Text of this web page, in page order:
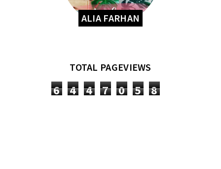
ALIA FARHAN
TOTAL PAGEVIEWS
6 4 4 7 0 5 8